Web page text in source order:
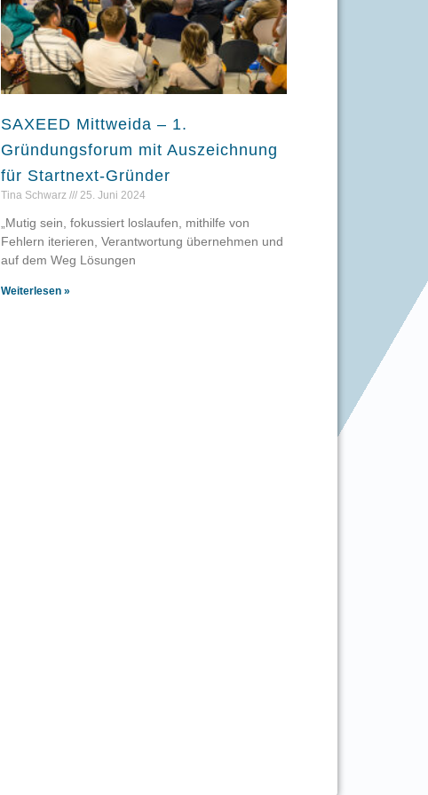
SAXEED Mittweida – 1.
Gründungsforum mit Auszeichnung
für Startnext-Gründer
Tina Schwarz 25. Juni 2024
„Mutig sein, fokussiert loslaufen, mithilfe von
Fehlern iterieren, Verantwortung übernehmen und
auf dem Weg Lösungen
Weiterlesen »